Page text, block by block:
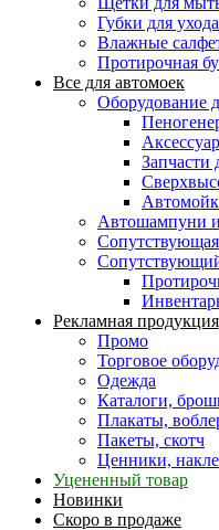
Губки для
Влажные
Протирочная
Все для автомоек
Оборудование
Запчасти
Автошампуни
Рекламная продукция
Промо
Торговое
Одежда
Каталоги,
Плакаты,
Пакеты, скотч
Ценники,
Уцененный товар
Новинки
Скоро в продаже